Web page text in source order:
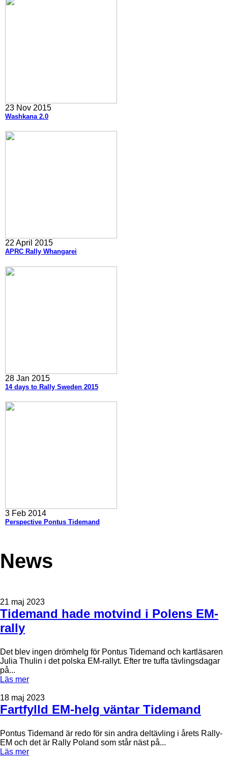
23 Nov 2015
Washkana 2.0
22 April 2015
APRC Rally Whangarei
28 Jan 2015
14 days to Rally Sweden 2015
3 Feb 2014
Perspective Pontus Tidemand
News
21 maj 2023
Tidemand hade motvind i Polens EM-
rally
Det blev ingen drömhelg för Pontus Tidemand och kartläsaren
Julia Thulin i det polska EM-rallyt. Efter tre tuffa tävlingsdagar
på...
Läs mer
18 maj 2023
Fartfylld EM-helg väntar Tidemand
Pontus Tidemand är redo för sin andra deltävling i årets Rally-
EM och det är Rally Poland som står näst på...
Läs mer